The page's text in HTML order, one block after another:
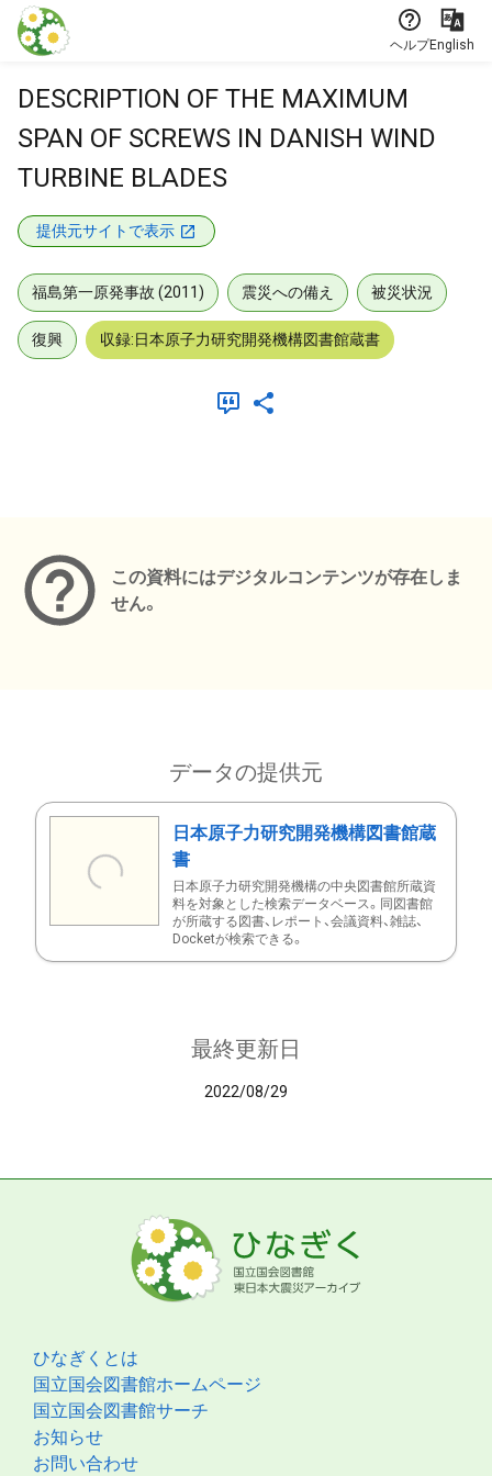
本文に飛ぶ
ヘルプEnglish
DESCRIPTION OF THE MAXIMUM
SPAN OF SCREWS IN DANISH WIND
TURBINE BLADES
提供元サイトで表示
福島第一原発事故 (2011) 震災への備え 被災状況
復興 収録:日本原子力研究開発機構図書館蔵書
この資料にはデジタルコンテンツが存在しま
せん。
データの提供元
日本原子力研究開発機構図書館蔵
書
日本原子力研究開発機構の中央図書館所蔵資
料を対象とした検索データベース。同図書館
が所蔵する図書、レポート、会議資料、雑誌、
Docketが検索できる。
最終更新日
2022/08/29
ひなぎくとは
国立国会図書館ホームページ
国立国会図書館サーチ
お知らせ
お問い合わせ